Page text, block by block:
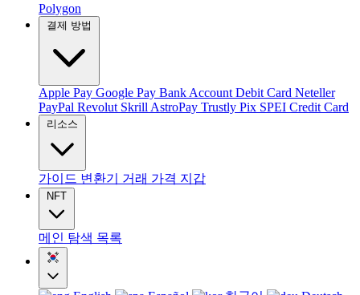
Polygon
결제 방법
Apple Pay Google Pay Bank Account Debit Card Neteller
PayPal Revolut Skrill AstroPay Trustly Pix SPEI Credit Card
리소스
가이드 변환기 거래 가격 지갑
NFT
메인 탐색 목록